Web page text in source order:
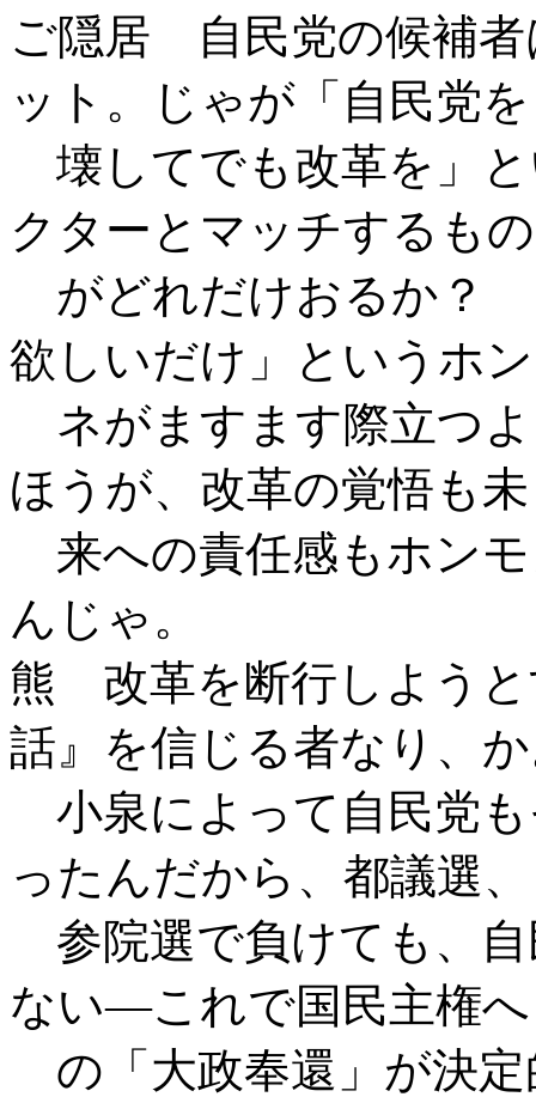
ご隠居 自民党の候補者
ット。じゃが「自民党を
壊してでも改革を」
クターとマッチするもの
がどれだけおるか？
欲しいだけ」というホン
ネがますます際立つ
ほうが、改革の覚悟も未
来への責任感もホン
んじゃ。
熊 改革を断行しようと
話』を信じる者なり、
小泉によって自民党
ったんだから、都議選、
参院選で負けても、
ない―これで国民主権へ
の「大政奉還」が決